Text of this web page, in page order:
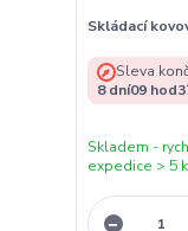
Skládací
Skladem -
expedice > 5
Sleva
8 dní09 hod